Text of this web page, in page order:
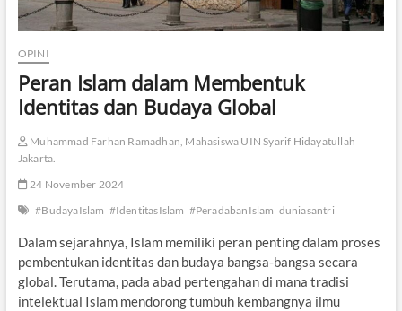
OPINI
Peran Islam dalam Membentuk
Identitas dan Budaya Global
Muhammad Farhan Ramadhan, Mahasiswa UIN Syarif Hidayatullah
Jakarta.
24 November 2024
#BudayaIslam #IdentitasIslam #PeradabanIslam duniasantri
Dalam sejarahnya, Islam memiliki peran penting dalam proses
pembentukan identitas dan budaya bangsa-bangsa secara
global. Terutama, pada abad pertengahan di mana tradisi
intelektual Islam mendorong tumbuh kembangnya ilmu